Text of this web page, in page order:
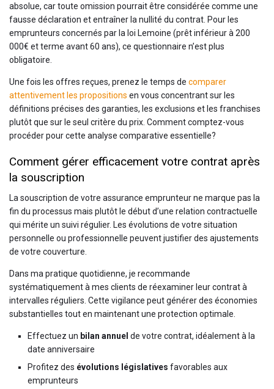
absolue, car toute omission pourrait être considérée comme une
fausse déclaration et entraîner la nullité du contrat. Pour les
emprunteurs concernés par la loi Lemoine (prêt inférieur à 200
000€ et terme avant 60 ans), ce questionnaire n’est plus
obligatoire.
Une fois les offres reçues, prenez le temps de comparer
attentivement les propositions en vous concentrant sur les
définitions précises des garanties, les exclusions et les franchises
plutôt que sur le seul critère du prix. Comment comptez-vous
procéder pour cette analyse comparative essentielle?
Comment gérer efficacement votre contrat après
la souscription
La souscription de votre assurance emprunteur ne marque pas la
fin du processus mais plutôt le début d’une relation contractuelle
qui mérite un suivi régulier. Les évolutions de votre situation
personnelle ou professionnelle peuvent justifier des ajustements
de votre couverture.
Dans ma pratique quotidienne, je recommande
systématiquement à mes clients de réexaminer leur contrat à
intervalles réguliers. Cette vigilance peut générer des économies
substantielles tout en maintenant une protection optimale.
Effectuez un bilan annuel de votre contrat, idéalement à la
date anniversaire
Profitez des évolutions législatives favorables aux
emprunteurs